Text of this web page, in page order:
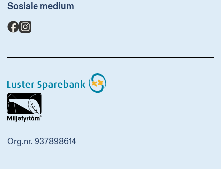
Sosiale medium
Luster
Sparebank
Org.nr. 937898614